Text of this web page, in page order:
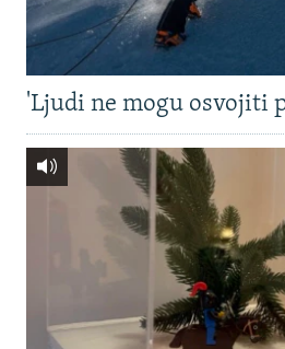
'Ljudi ne mogu osvojiti